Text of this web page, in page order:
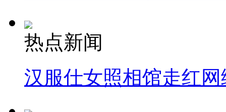
热点新闻
汉服仕女照相馆走红网